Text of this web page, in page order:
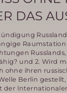
DAS
und 2. Wird
ohne ihren
Berlin
der